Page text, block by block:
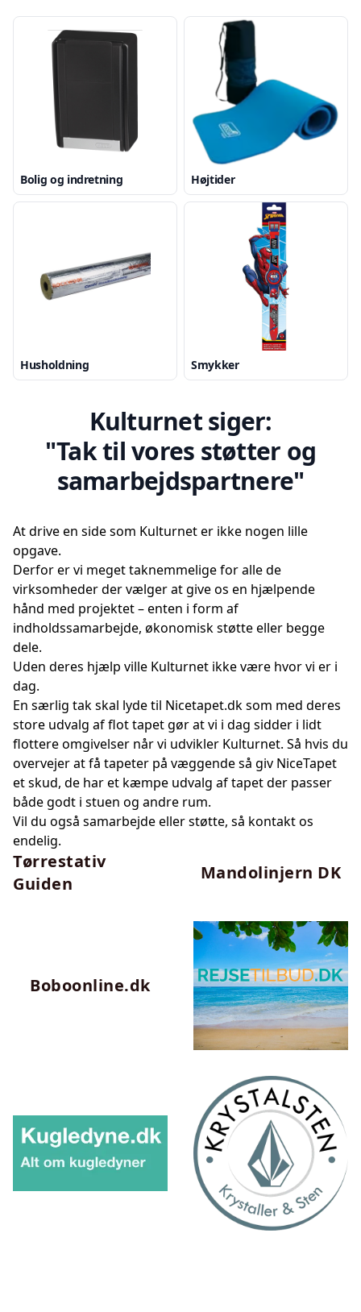
Bolig og indretning Højtider
Husholdning Smykker
Kulturnet siger:
"Tak til vores støtter og
samarbejdspartnere"
At drive en side som Kulturnet er ikke nogen lille
opgave.
Derfor er vi meget taknemmelige for alle de
virksomheder der vælger at give os en hjælpende
hånd med projektet – enten i form af
indholdssamarbejde, økonomisk støtte eller begge
dele.
Uden deres hjælp ville Kulturnet ikke være hvor vi er i
dag.
En særlig tak skal lyde til Nicetapet.dk som med deres
store udvalg af flottapetgør at vi i dag sidder i lidt
flottere omgivelser når vi udvikler Kulturnet. Så hvis du
overvejer at få tapeter på væggende så giv NiceTapet
et skud, de har et kæmpe udvalg af tapet der passer
både godt i stuen og andre rum.
Vil du også samarbejde eller støtte, så kontakt os
endelig.
Tørrestativ
Guiden
Mandolinjern DK
Boboonline.dk